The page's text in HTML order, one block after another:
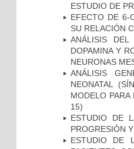
ESTUDIO DE
EFECTO DE 6-
SU RELACIÓN
ANÁLISIS
DOPAMINA Y
NEURONAS
ANÁLISIS
NEONATAL
MODELO
15)
ESTUDIO DE
PROGRESIÓN
ESTUDIO DE